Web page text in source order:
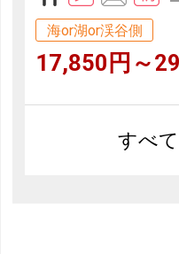
海or湖or渓谷側
17,850円～
すべ